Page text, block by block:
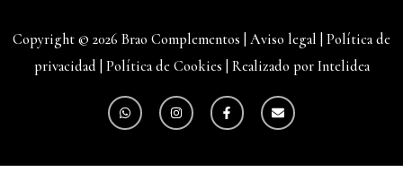
Copyright © 2026 Brao Complementos | Aviso legal Política de
privacidad Política de Cookies Realizado por Intelidea
W
h
a
a
I
n
s
g
F
a
c
o
E
n
v
o